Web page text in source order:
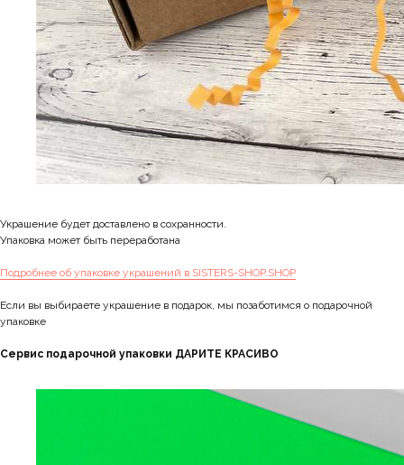
Украшение будет доставлено в сохранности.
Упаковка может быть переработана
Подробнее об упаковке украшений в SISTERS-SHOP.SHOP
Если вы выбираете украшение в подарок, мы позаботимся о подарочной
упаковке
Сервис подарочной упаковки ДАРИТЕ КРАСИВО